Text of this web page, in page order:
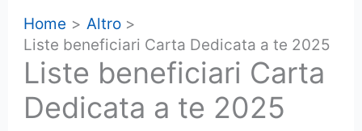
Home
Altro
Liste beneficiari Carta Dedicata a te 2025
Liste beneficiari Carta
Dedicata a te 2025